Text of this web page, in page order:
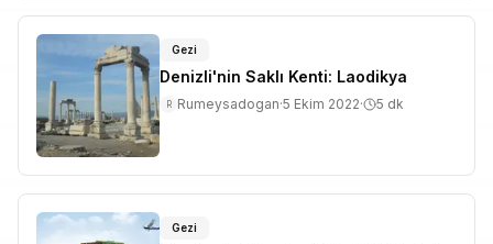
Gezi
Denizli'nin Saklı Kenti: Laodikya
R Rumeysadogan·5 Ekim 2022· 5 dk
Gezi